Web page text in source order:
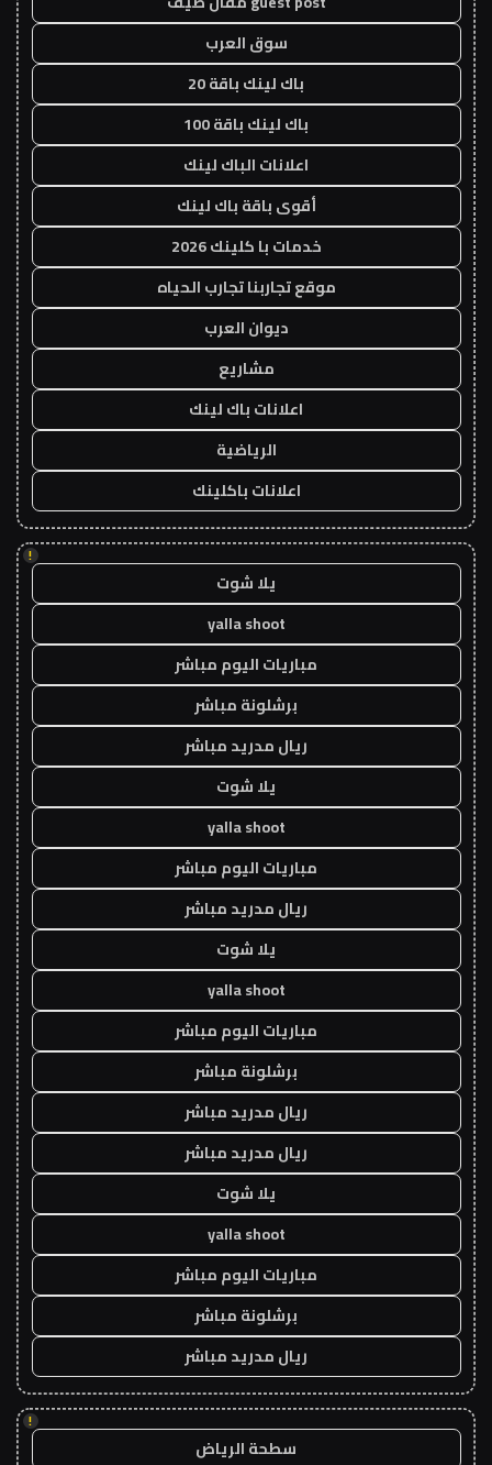
سوق العرب
باك لينك باقة 20
باك لينك باقة 100
اعلانات الباك لينك
أقوى باقة باك لينك
خدمات با كلينك 2026
موقع تجاربنا تجارب الحياه
ديوان العرب
مشاريع
اعلانات باك لينك
الرياضية
اعلانات باكلينك
!
يلا شوت
yalla shoot
مباريات اليوم مباشر
برشلونة مباشر
ريال مدريد مباشر
يلا شوت
yalla shoot
مباريات اليوم مباشر
ريال مدريد مباشر
يلا شوت
yalla shoot
مباريات اليوم مباشر
برشلونة مباشر
ريال مدريد مباشر
ريال مدريد مباشر
يلا شوت
yalla shoot
مباريات اليوم مباشر
برشلونة مباشر
ريال مدريد مباشر
!
سطحة الرياض